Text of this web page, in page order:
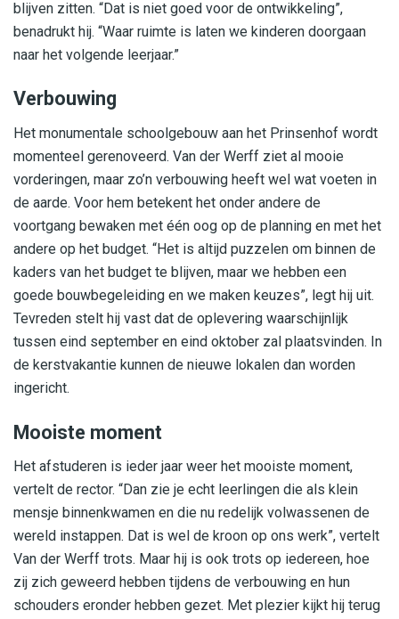
blijven zitten. “Dat is niet goed voor de ontwikkeling”,
benadrukt hij. “Waar ruimte is laten we kinderen doorgaan
naar het volgende leerjaar.”
Verbouwing
Het monumentale schoolgebouw aan het Prinsenhof wordt
momenteel gerenoveerd. Van der Werff ziet al mooie
vorderingen, maar zo’n verbouwing heeft wel wat voeten in
de aarde. Voor hem betekent het onder andere de
voortgang bewaken met één oog op de planning en met het
andere op het budget. “Het is altijd puzzelen om binnen de
kaders van het budget te blijven, maar we hebben een
goede bouwbegeleiding en we maken keuzes”, legt hij uit.
Tevreden stelt hij vast dat de oplevering waarschijnlijk
tussen eind september en eind oktober zal plaatsvinden. In
de kerstvakantie kunnen de nieuwe lokalen dan worden
ingericht.
Mooiste moment
Het afstuderen is ieder jaar weer het mooiste moment,
vertelt de rector. “Dan zie je echt leerlingen die als klein
mensje binnenkwamen en die nu redelijk volwassenen de
wereld instappen. Dat is wel de kroon op ons werk”, vertelt
Van der Werff trots. Maar hij is ook trots op iedereen, hoe
zij zich geweerd hebben tijdens de verbouwing en hun
schouders eronder hebben gezet. Met plezier kijkt hij terug